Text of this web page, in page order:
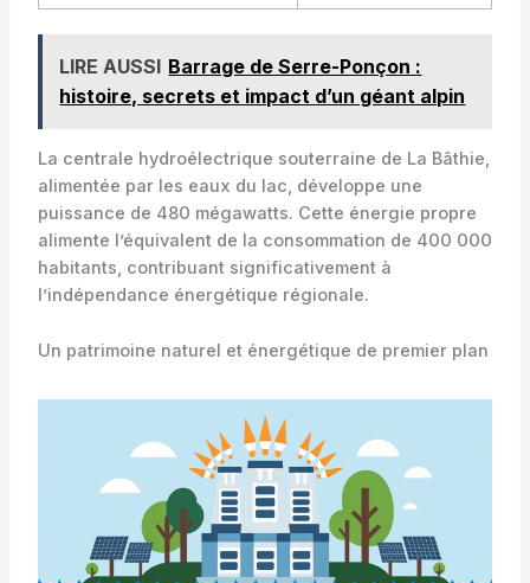
LIRE AUSSI Barrage de Serre-Ponçon :
histoire, secrets et impact d’un géant alpin
La centrale hydroélectrique souterraine de La Bâthie,
alimentée par les eaux du lac, développe une
puissance de 480 mégawatts. Cette énergie propre
alimente l’équivalent de la consommation de 400 000
habitants, contribuant significativement à
l’indépendance énergétique régionale.
Un patrimoine naturel et énergétique de premier plan